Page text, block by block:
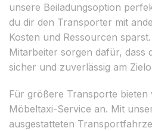
unsere Beiladungsoption
du dir den Transporter mit
Kosten und Ressourcen
Mitarbeiter sorgen dafür, dass
sicher und zuverlässig am
Für größere Transporte bieten
Möbeltaxi-Service an. Mit
ausgestatteten